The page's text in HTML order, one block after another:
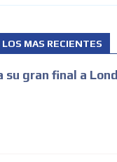
LOS MAS RECIENTES
su gran final a